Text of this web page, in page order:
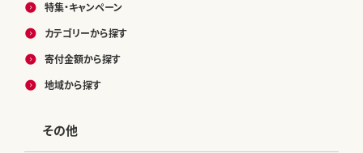
特集・キャンペーン
カテゴリーから探す
寄付金額から探す
地域から探す
その他